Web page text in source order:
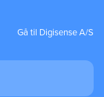
Gå til Digisense A/S